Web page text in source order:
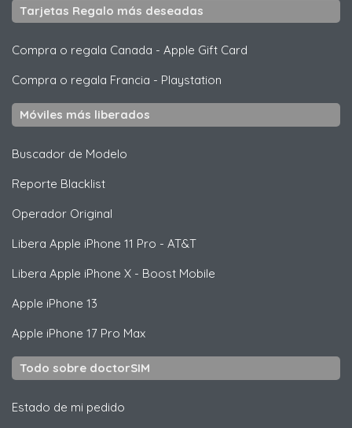
Tarjetas Regalo más deseadas
Compra o regala Canada - Apple Gift Card
Compra o regala Francia - Playstation
Móviles más liberados
Buscador de Modelo
Reporte Blacklist
Operador Original
Libera Apple iPhone 11 Pro - AT&T
Libera Apple iPhone X - Boost Mobile
Apple iPhone 13
Apple iPhone 17 Pro Max
Todo sobre doctorSIM
Estado de mi pedido